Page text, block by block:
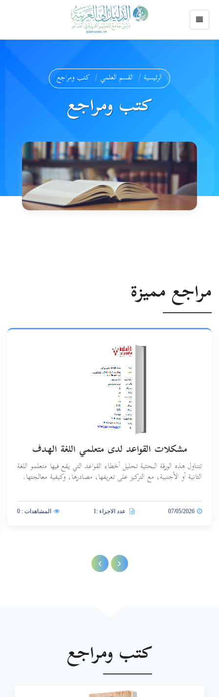
الرئيسية القسم العلمي كتب ومراجع
كتب ومراجع
مراجع مميزة
مشكلات القواعد لدى متعلمي اللغة الهدف
تتناول هذه الورقة البحثية تحليل أخطاء القواعد التي يقع فيها متعلمو اللغة
الثانية أو الأجنبية، مع التركيز على تعريفها، مصادرها، وكيفية معالجتها.
07/05/2026 عدد الاجزاء :1 المشاهدات : 0
كتب ومراجع